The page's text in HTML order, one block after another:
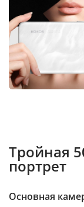
Тройная
портрет
Основная